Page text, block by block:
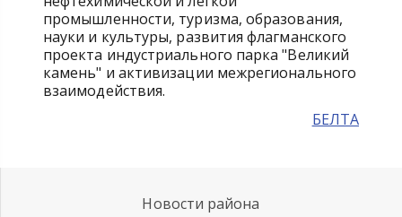
промышленности, туризма, образования,
науки и культуры, развития флагманского
проекта индустриального парка "Великий
камень" и активизации межрегионального
взаимодействия.
БЕЛТА
Новости района